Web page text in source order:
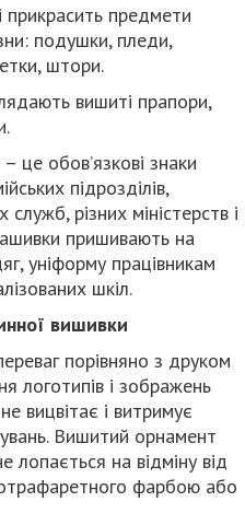
предмети
подушки, пледи,
штори.
вишиті прапори,
це обов’язкові знаки
підрозділів,
різних міністерств і
пришивають на
уніформу працівникам
шкіл.
вишивки
порівняно з друком
логотипів і зображень
вицвітає і витримує
Вишитий орнамент
лопається на відміну від
фарбою або